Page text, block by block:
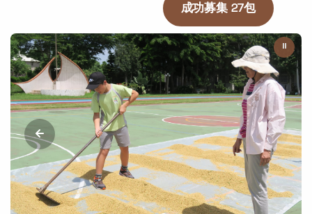
成功募集 27包
⏸